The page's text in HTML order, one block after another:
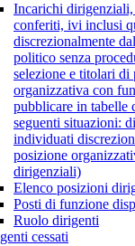
Incarichi
conferiti, ivi inclusi
discrezionalmente
politico senza
selezione e titolari di
organizzativa con
pubblicare in tabelle
seguenti situazioni:
individuati
posizione
dirigenziali)
Elenco posizioni
Posti di funzione
Ruolo dirigenti
cessati